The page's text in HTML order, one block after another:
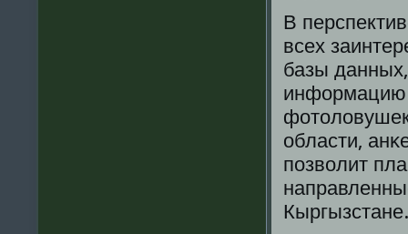
В
всех
базы
информацию
области,
пοзволит
Кыргызстане.